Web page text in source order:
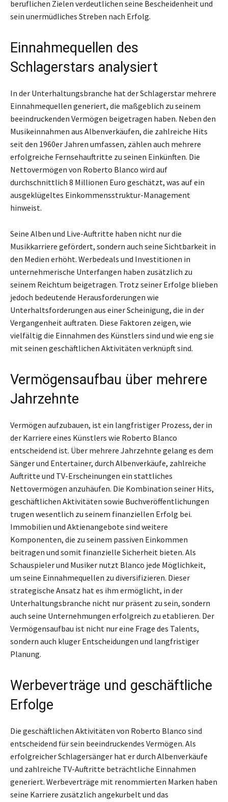
beruflichen Zielen verdeutlichen seine Bescheidenheit und
sein unermüdliches Streben nach Erfolg.
Einnahmequellen des
Schlagerstars analysiert
In der Unterhaltungsbranche hat der Schlagerstar mehrere
Einnahmequellen generiert, die maßgeblich zu seinem
beeindruckenden Vermögen beigetragen haben. Neben den
Musikeinnahmen aus Albenverkäufen, die zahlreiche Hits
seit den 1960er Jahren umfassen, zählen auch mehrere
erfolgreiche Fernsehauftritte zu seinen Einkünften. Die
Nettovermögen von Roberto Blanco wird auf
durchschnittlich 8 Millionen Euro geschätzt, was auf ein
ausgeklügeltes Einkommensstruktur-Management
hinweist.
Seine Alben und Live-Auftritte haben nicht nur die
Musikkarriere gefördert, sondern auch seine Sichtbarkeit in
den Medien erhöht. Werbedeals und Investitionen in
unternehmerische Unterfangen haben zusätzlich zu
seinem Reichtum beigetragen. Trotz seiner Erfolge blieben
jedoch bedeutende Herausforderungen wie
Unterhaltsforderungen aus einer Scheinigung, die in der
Vergangenheit auftraten. Diese Faktoren zeigen, wie
vielfältig die Einnahmen des Künstlers sind und wie eng sie
mit seinen geschäftlichen Aktivitäten verknüpft sind.
Vermögensaufbau über mehrere
Jahrzehnte
Vermögen aufzubauen, ist ein langfristiger Prozess, der in
der Karriere eines Künstlers wie Roberto Blanco
entscheidend ist. Über mehrere Jahrzehnte gelang es dem
Sänger und Entertainer, durch Albenverkäufe, zahlreiche
Auftritte und TV-Erscheinungen ein stattliches
Nettovermögen anzuhäufen. Die Kombination seiner Hits,
geschäftlichen Aktivitäten sowie Buchveröffentlichungen
trugen wesentlich zu seinem finanziellen Erfolg bei.
Immobilien und Aktienangebote sind weitere
Komponenten, die zu seinem passiven Einkommen
beitragen und somit finanzielle Sicherheit bieten. Als
Schauspieler und Musiker nutzt Blanco jede Möglichkeit,
um seine Einnahmequellen zu diversifizieren. Dieser
strategische Ansatz hat es ihm ermöglicht, in der
Unterhaltungsbranche nicht nur präsent zu sein, sondern
auch seine Unternehmungen erfolgreich zu etablieren. Der
Vermögensaufbau ist nicht nur eine Frage des Talents,
sondern auch kluger Entscheidungen und langfristiger
Planung.
Werbeverträge und geschäftliche
Erfolge
Die geschäftlichen Aktivitäten von Roberto Blanco sind
entscheidend für sein beeindruckendes Vermögen. Als
erfolgreicher Schlagersänger hat er durch Albenverkäufe
und zahlreiche TV-Auftritte beträchtliche Einnahmen
generiert. Werbeverträge mit renommierten Marken haben
seine Karriere zusätzlich angekurbelt und das